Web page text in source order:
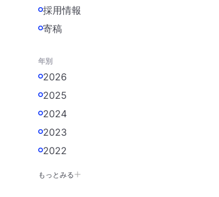
採用情報
寄稿
年別
2026
2025
2024
2023
2022
もっとみる